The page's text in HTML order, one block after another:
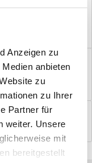
Anzeigen zu
anbieten
zu
zu Ihrer
Partner für
weiter. Unsere
mit
bereitgestellt
und
mehr